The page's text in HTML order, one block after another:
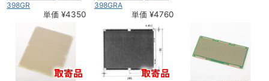
398GR
単価 ¥4350
398GRA
単価 ¥4760